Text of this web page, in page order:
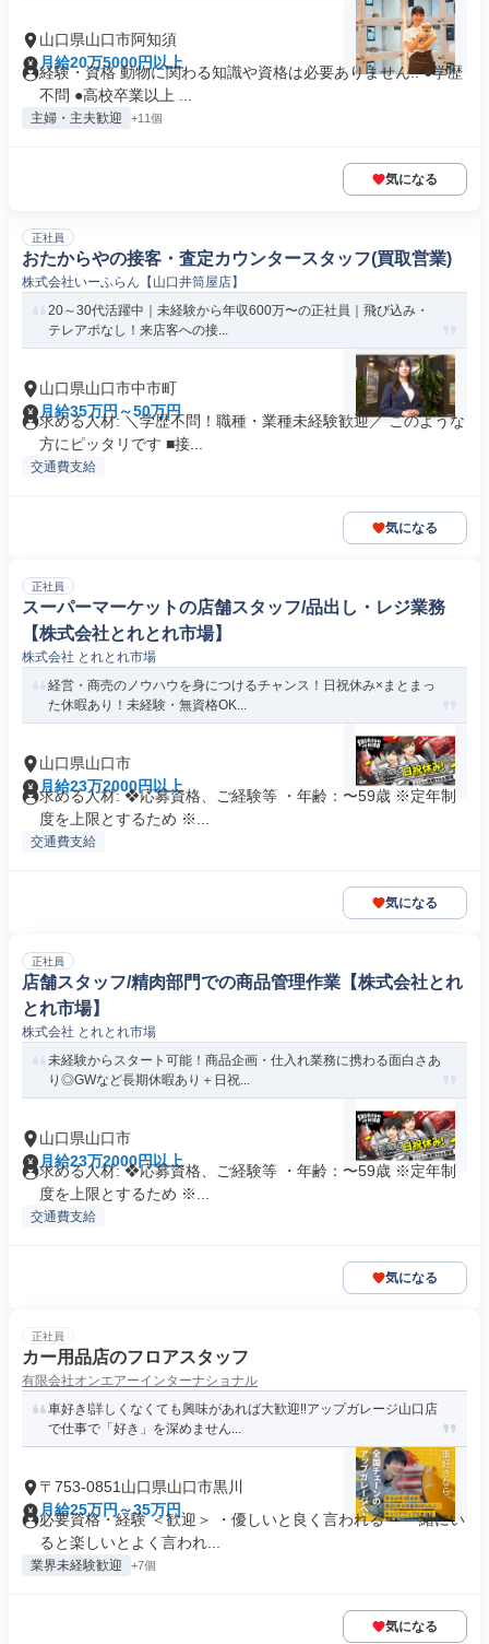
山口県山口市阿知須
月給20万5000円以上
経験・資格 動物に関わる知識や資格は必要ありません!! ●学歴
不問 ●高校卒業以上 ...
主婦・主夫歓迎 +11個
気になる
正社員
おたからやの接客・査定カウンタースタッフ(買取営業)
株式会社いーふらん【山口井筒屋店】
20～30代活躍中｜未経験から年収600万〜の正社員｜飛び込み・
テレアポなし！来店客への接...
山口県山口市中市町
月給35万円～50万円
求める人材: ＼学歴不問！職種・業種未経験歓迎／ このような
方にピッタリです ■接...
交通費支給
気になる
正社員
スーパーマーケットの店舗スタッフ/品出し・レジ業務
【株式会社とれとれ市場】
株式会社 とれとれ市場
経営・商売のノウハウを身につけるチャンス！日祝休み×まとまっ
た休暇あり！未経験・無資格OK...
山口県山口市
月給23万2000円以上
求める人材: ❖応募資格、ご経験等 ・年齢：〜59歳 ※定年制
度を上限とするため ※...
交通費支給
気になる
正社員
店舗スタッフ/精肉部門での商品管理作業【株式会社とれ
とれ市場】
株式会社 とれとれ市場
未経験からスタート可能！商品企画・仕入れ業務に携わる面白さあ
り◎GWなど長期休暇あり＋日祝...
山口県山口市
月給23万2000円以上
求める人材: ❖応募資格、ご経験等 ・年齢：〜59歳 ※定年制
度を上限とするため ※...
交通費支給
気になる
正社員
カー用品店のフロアスタッフ
有限会社オンエアーインターナショナル
車好き!詳しくなくても興味があれば大歓迎‼アップガレージ山口店
で仕事で「好き」を深めません...
〒753-0851山口県山口市黒川
月給25万円～35万円
必要資格・経験 ＜歓迎＞ ・優しいと良く言われる ・一緒にい
ると楽しいとよく言われ...
業界未経験歓迎 +7個
気になる